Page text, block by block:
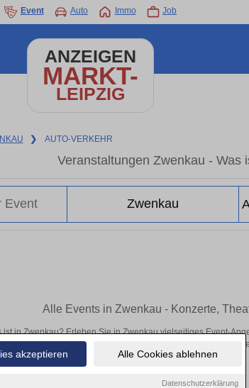
akzeptieren Alle Cookies ablehnen
Datenschutzerklärung
Event Auto Immo Job
ANZEIGEN
MARKT-
LEIPZIG
❯ AUTO-VERKEHR
Veranstaltungen Zwenkau - Was
Alle Events in Zwenkau - Konzerte,
in Zwenkau? Erleben Sie in Zwenkau vielseitiges Event-
oder aufregende Veranstaltungen in Zwenkau – hier